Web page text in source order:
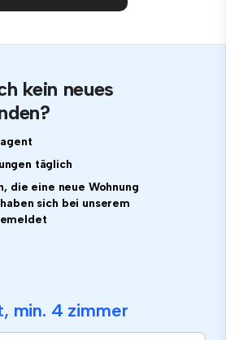
kein neues
täglich
die eine neue Wohnung
sich bei unserem
min. 4 zimmer